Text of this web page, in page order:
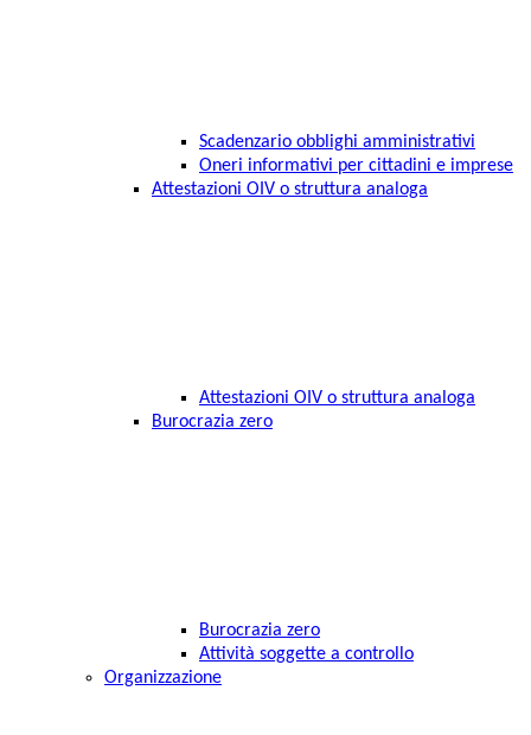
Scadenzario obblighi amministrativi
Oneri informativi per cittadini e imprese
Attestazioni OIV o struttura analoga
Attestazioni OIV o struttura analoga
Burocrazia zero
Burocrazia zero
Attività soggette a controllo
Organizzazione